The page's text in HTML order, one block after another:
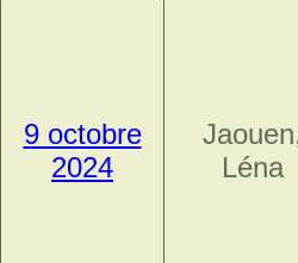
9 octobre
2024
Léna